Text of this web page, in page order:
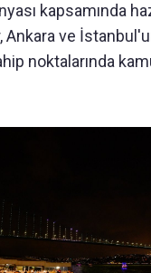
kapsamında
Ankara ve
noktalarında